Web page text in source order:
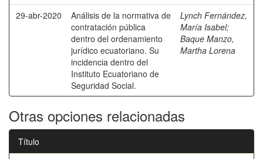
29-abr-2020
Análisis de la normativa de
contratación pública
dentro del ordenamiento
jurídico ecuatoriano. Su
incidencia dentro del
Instituto Ecuatoriano de
Seguridad Social.
Lynch Fernández,
María Isabel;
Baque Manzo,
Martha Lorena
Otras opciones relacionadas
Título